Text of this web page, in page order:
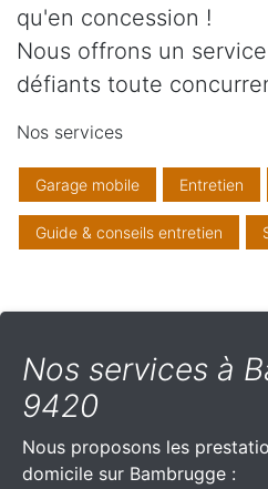
qu'en concession !
Nous offrons un
défiants toute
Nos services
Garage mobile Entretien
Guide & conseils entretien
Nos services à
9420
Nous proposons les
domicile sur Bambrugge :